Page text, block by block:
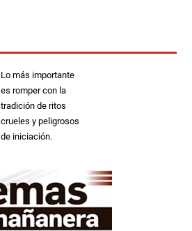
Lo más importante
es romper con la
tradición de ritos
crueles y peligrosos
de iniciación.